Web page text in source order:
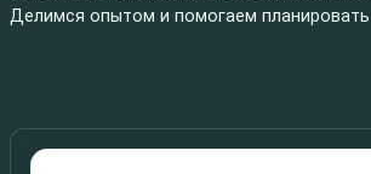
Делимся опытом и помогаем планировать